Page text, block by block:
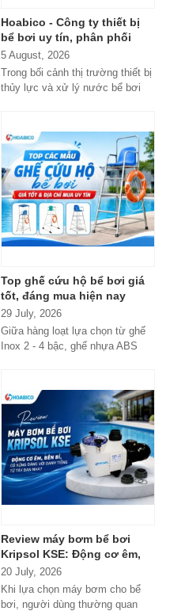
Hoabico - Công ty thiết bị
bể bơi uy tín, phân phối
chính hãng toàn quốc
5 August, 2026
Trong bối cảnh thị trường thiết bị
thủy lực và xử lý nước bể bơi
Top ghế cứu hộ bể bơi giá
tốt, đáng mua hiện nay
29 July, 2026
Giữa hàng loạt lựa chọn từ ghế
Inox 2 - 4 bậc, ghế nhựa ABS
Review máy bơm bể bơi
Kripsol KSE: Động cơ êm,
bền bỉ, có xứng đáng với
danh tiếng từ Tây Ban Nha?
20 July, 2026
Khi lựa chọn máy bơm cho bể
bơi, người dùng thường quan